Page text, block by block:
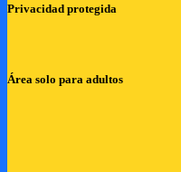
Privacidad protegida
Área solo para adultos